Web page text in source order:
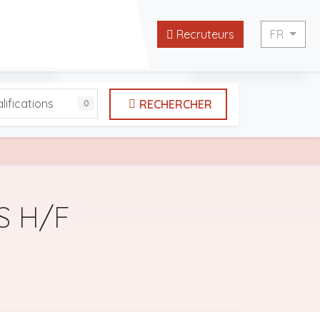
utiles
Recruteurs FR
0 RECHERCHER
H/F